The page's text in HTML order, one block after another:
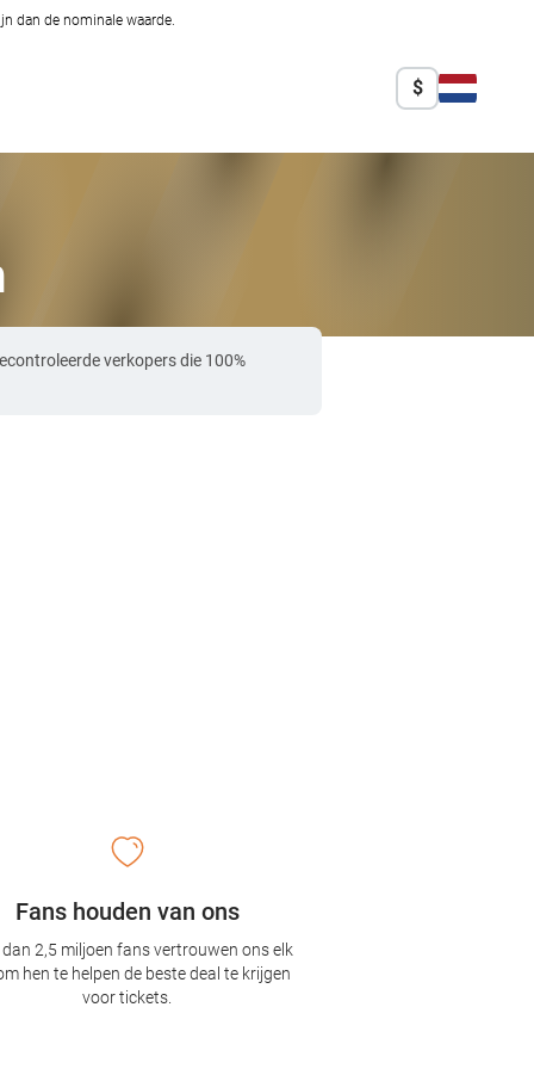
dan de nominale waarde.
$
verkopers die 100%
Fans houden van ons
2,5 miljoen fans vertrouwen ons elk
hen te helpen de beste deal te krijgen
voor tickets.